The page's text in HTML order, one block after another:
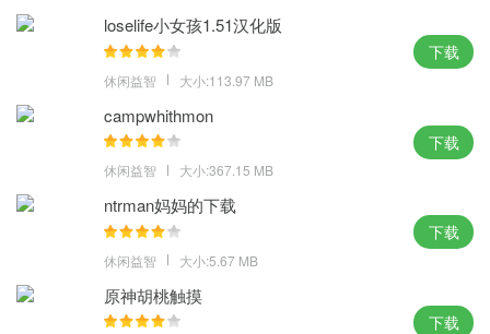
游戏中的角色也非常多，你可以建设自己的国家发展得很好，这是
非常令人兴奋的;
我们为你准备了多种战斗模式，你可以自由尝试，单人、多人等都
很刺激;
在这里，以虚构历史为主题，你可以扮演英雄的角色，在这片战火
纷飞的土地上站稳脚跟，创造属于你自己的传奇。
游戏评价
经典的文字版战争模拟对决十分考验玩家的策略能力，：利用流畅
的动作来进行热血的战斗，为所有的玩家铸就一场华丽的乱世之
战。
loselife小女孩1.51汉化版
休闲益智 大小:113.97 MB
下载
campwhithmon
休闲益智 大小:367.15 MB
下载
ntrman妈妈的下载
休闲益智 大小:5.67 MB
下载
原神胡桃触摸
下载